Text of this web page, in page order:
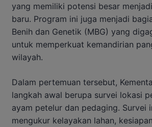
yang memiliki potensi besar
baru. Program ini juga menjadi
Benih dan Genetik (MBG) yang
untuk memperkuat kemandirian
wilayah.
Dalam pertemuan tersebut,
langkah awal berupa survei lokasi
ayam petelur dan pedaging. Survei
mengukur kelayakan lahan,